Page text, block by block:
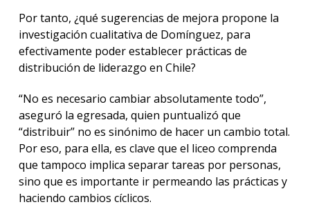
Por tanto, ¿qué sugerencias de mejora propone la
investigación cualitativa de Domínguez, para
efectivamente poder establecer prácticas de
distribución de liderazgo en Chile?
“No es necesario cambiar absolutamente todo”,
aseguró la egresada, quien puntualizó que
“distribuir” no es sinónimo de hacer un cambio total.
Por eso, para ella, es clave que el liceo comprenda
que tampoco implica separar tareas por personas,
sino que es importante ir permeando las prácticas y
haciendo cambios cíclicos.